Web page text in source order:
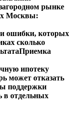
рынке
Москвы:
ошибки, которых
сколько
Приемка
ипотеку
может отказать
поддержки
в отдельных